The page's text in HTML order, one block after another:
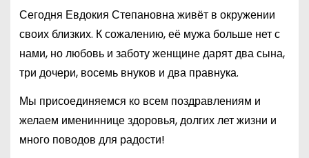
Сегодня Евдокия Степановна живёт в окружении
своих близких. К сожалению, её мужа больше нет с
нами, но любовь и заботу женщине дарят два сына,
три дочери, восемь внуков и два правнука.
Мы присоединяемся ко всем поздравлениям и
желаем имениннице здоровья, долгих лет жизни и
много поводов для радости!